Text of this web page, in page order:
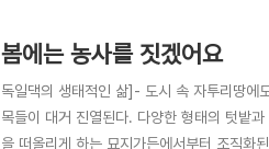
봄에는 농사를 짓겠어요
독일댁의 생태적인 삶]- 도시 속 자투리땅에
목들이 대거 진열된다. 다양한 형태의 텃밭
을 떠올리게 하는 묘지가든에서부터 조직화